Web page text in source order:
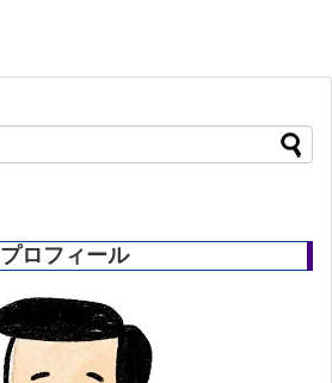
プロフィール